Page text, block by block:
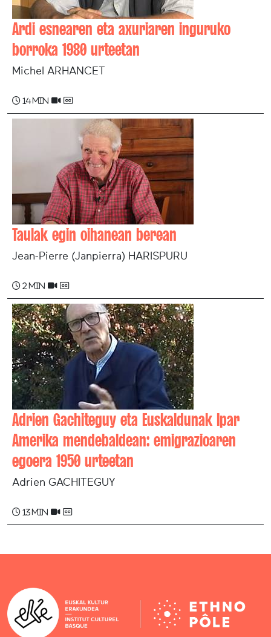
Ardi esnearen eta axuriaren inguruko
borroka 1980 urteetan
Michel ARHANCET
14 min
Taulak egin oihanean berean
Jean-Pierre (Janpierra) HARISPURU
2 min
Adrien Gachiteguy eta Euskaldunak Ipar
Amerika mendebaldean: emigrazioaren
egoera 1950 urteetan
Adrien GACHITEGUY
13 min